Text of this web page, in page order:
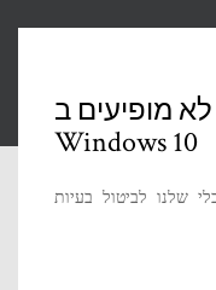
מופיעים ב-
Windows 10
שלנו לביטול בעיות